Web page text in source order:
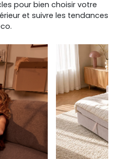
pour bien choisir votre
et suivre les tendances